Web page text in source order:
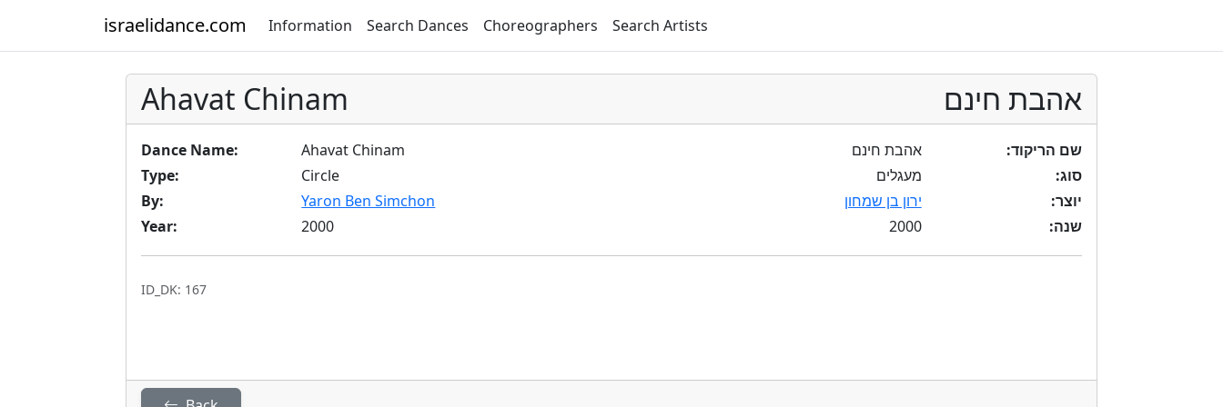
israelidance.com Information Search Dances Choreographers Search Artists
Ahavat Chinam אהבת חינם
Dance Name:
Ahavat Chinam
Type:
Circle
By:
Yaron Ben Simchon
Year:
2000
שם הריקוד:
אהבת חינם
סוג:
מעגלים
יוצר:
ירון בן שמחון
שנה:
2000
ID_DK: 167